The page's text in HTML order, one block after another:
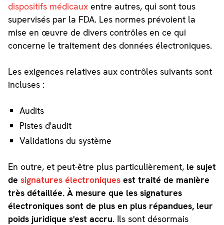
dispositifs médicauxentre autres, qui sont tous
supervisés par la FDA. Les normes prévoient la
mise en œuvre de divers contrôles en ce qui
concerne le traitement des données électroniques.
Les exigences relatives aux contrôles suivants sont
incluses :
Audits
Pistes d'audit
Validations du système
En outre, et peut-être plus particulièrement, le sujet
de signatures électroniquesest traité de manière
très détaillée. À mesure que les signatures
électroniques sont de plus en plus répandues, leur
poids juridique s'est accru. Ils sont désormais